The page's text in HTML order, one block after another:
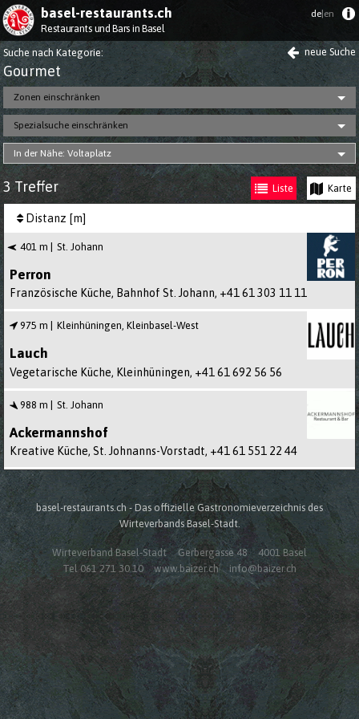
basel-restaurants.ch
Restaurants und Bars in Basel
de|en
Suche nach Kategorie: neue Suche
Gourmet
Zonen einschränken
Spezialsuche einschränken
In der Nähe: Voltaplatz
3 Treffer Liste Karte
Distanz [m]
St. Johann
401 m
Perron
Französische Küche, Bahnhof St. Johann, +41 61 303 11 11
Kleinhüningen, Kleinbasel-West
975 m
Lauch
Vegetarische Küche, Kleinhüningen, +41 61 692 56 56
St. Johann
988 m
Ackermannshof
Kreative Küche, St. Johnanns-Vorstadt, +41 61 551 22 44
basel-restaurants.ch - Das offizielle Gastronomieverzeichnis des
Wirteverbands Basel-Stadt.
Wirteverband Basel-Stadt Gerbergasse 48
4001 Basel
Tel 061 271 30 10
www.baizer.ch info@baizer.ch